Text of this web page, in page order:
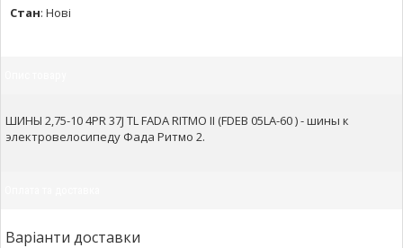
Стан: Нові
ШИНЫ 2,75-10 4PR 37J TL FADA RITMO II (FDEB 05LA-60 ) - шины к
электровелосипеду Фада Ритмо 2.
Варіанти доставки